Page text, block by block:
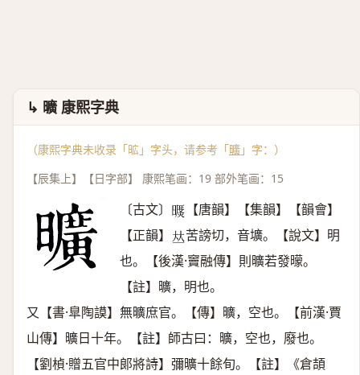
↳ 曠 康熙字典
（康熙字典未收录「昿」字头，请参考「曠 」字：）
【辰集上】【日字部】 康熙笔画：19 部外笔画：15
〔古文〕 𣊥
【唐韻】【集韻】【韻會】
【正韻】 𠀤苦謗切，音壙。【說文】明
也。【後漢·竇融傳】則曠若發曚。
【註】曠，明也。
又【書·臯陶謨】無曠庶官。【傳】曠，空也。【前漢·賈
山傳】曠日十年。【註】師古曰：曠，空也，廢也。
【劉楨·贈五官中郞將詩】彌曠十餘旬。【註】《倉頡